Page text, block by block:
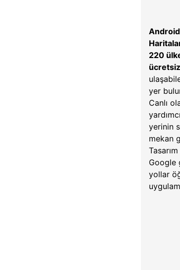
Android
220
ücretsiz
yer
Canlı
yerinin
mekan
Google
yollar